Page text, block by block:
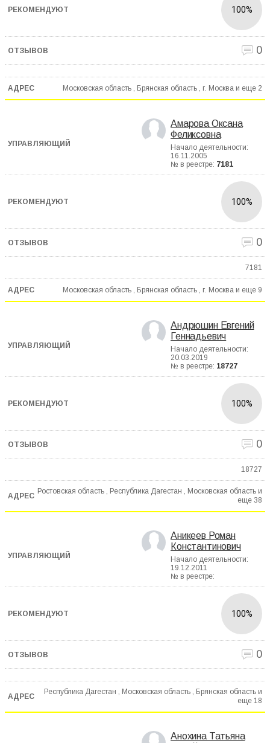
100%
0
Московская область , Брянская область , г. Москва и еще 2
Амарова Оксана
Феликсовна
Начало деятельности:
16.11.2005
№ в реестре: 7181
100%
0
7181
Московская область , Брянская область , г. Москва и еще 9
Андрюшин Евгений
Геннадьевич
Начало деятельности:
20.03.2019
№ в реестре: 18727
100%
0
18727
Ростовская область , Республика Дагестан , Московская область и
еще 38
Аникеев Роман
Константинович
Начало деятельности:
19.12.2011
№ в реестре:
100%
0
Республика Дагестан , Московская область , Брянская область и
еще 18
Анохина Татьяна